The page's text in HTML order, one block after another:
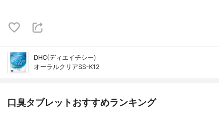
DHC(ディエイチシー)
オーラルクリアSS-K12
口臭タブレットおすすめランキング